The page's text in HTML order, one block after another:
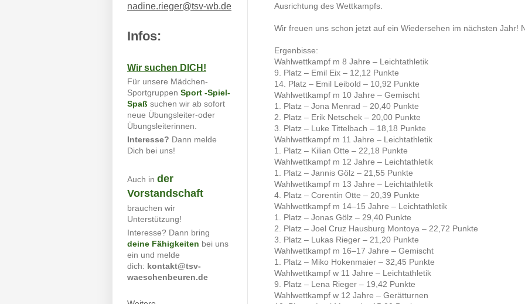
Ausrichtung des Wettkampfs.
Wir freuen uns schon jetzt auf ein Wiedersehen im nächsten Jahr!
Ergenbisse:
Wahlwettkampf m 8 Jahre – Leichtathletik
9. Platz – Emil Eix – 12,12 Punkte
14. Platz – Emil Leibold – 10,92 Punkte
Wahlwettkampf m 10 Jahre – Gemischt
1. Platz – Jona Menrad – 20,40 Punkte
2. Platz – Erik Netschek – 20,00 Punkte
3. Platz – Luke Tittelbach – 18,18 Punkte
Wahlwettkampf m 11 Jahre – Leichtathletik
1. Platz – Kilian Otte – 22,18 Punkte
Wahlwettkampf m 12 Jahre – Leichtathletik
1. Platz – Jannis Gölz – 21,55 Punkte
Wahlwettkampf m 13 Jahre – Leichtathletik
4. Platz – Corentin Otte – 20,39 Punkte
Wahlwettkampf m 14–15 Jahre – Leichtathletik
1. Platz – Jonas Gölz – 29,40 Punkte
2. Platz – Joel Cruz Hausburg Montoya – 22,72 Punkte
3. Platz – Lukas Rieger – 21,20 Punkte
Wahlwettkampf m 16–17 Jahre – Gemischt
1. Platz – Miko Hokenmaier – 32,45 Punkte
Wahlwettkampf w 11 Jahre – Leichtathletik
9. Platz – Lena Rieger – 19,42 Punkte
Wahlwettkampf w 12 Jahre – Gerätturnen
nadine.rieger@tsv-wb.de
Infos:
Wir suchen DICH!
Für unsere Mädchen-
Sportgruppen Sport -Spiel-
Spaß suchen wir ab sofort
neue Übungsleiter-oder
Übungsleiterinnen.
Interesse? Dann melde
Dich bei uns!
Auch in der
Vorstandschaft
brauchen wir
Unterstützung!
Interesse? Dann bring
deine Fähigkeiten bei uns
ein und melde
dich: kontakt@tsv-
waeschenbeuren.de